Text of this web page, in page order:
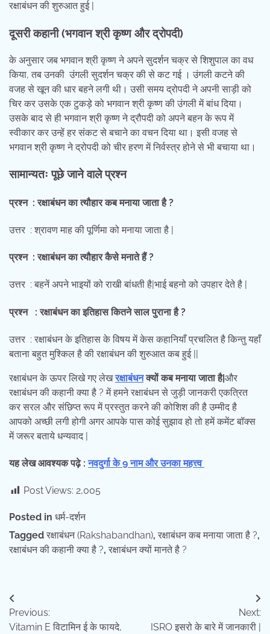
रक्षाबंधन की शुरुआत हुई |
दूसरीकहानी(भगवान श्री कृष्ण और द्रोपदी)
के अनुसार जब भगवान श्री कृष्ण ने अपने सुदर्शन चक्र से शिशुपाल का वध
किया, तब उनकी उंगली सुदर्शन चक्र की से कट गई । उंगली कटने की
वजह से खून की धार बहने लगी थी। उसी समय द्रोपदी ने अपनी साड़ी को
चिर कर उसके एक टुकड़े को भगवान श्री कृष्ण की उंगली में बांध दिया।
उसके बाद से ही भगवान श्री कृष्ण ने द्रौपदी को अपने बहन के रूप में
स्वीकार कर उन्हें हर संकट से बचाने का वचन दिया था। इसी वजह से
भगवान श्री कृष्ण ने द्रोपदी को चीर हरण में निर्वस्त्र होने से भी बचाया था।
सामान्यतः पूछे जाने वाले प्रश्न
प्रश्न : रक्षाबंधन का त्यौहार कब मनाया जाता है ?
उत्तर : श्रावण माह की पूर्णिमा को मनाया जाता है |
प्रश्न : रक्षाबंधन का त्यौहार कैसे मनाते हैं ?
उत्तर : बहनें अपने भाइयों को राखी बांधती है|भाई बहनो को उपहार देते है |
प्रश्न : रक्षाबंधन का इतिहास कितने साल पुराना है ?
उत्तर : रक्षाबंधन के इतिहास के विषय में केस कहानियाँ प्रचलित है किन्तु यहाँ
बताना बहुत मुश्किल है की रक्षाबंधन की शुरुआत कब हुई ||
रक्षाबंधन के ऊपर लिखे गए लेखरक्षाबंधनक्यों कब मनाया जाता है|और
रक्षाबंधन की कहानी क्या है ? में हमने रक्षाबंधन से जुड़ी जानकरी एकत्रित
कर सरल और संछिप्त रूप में प्रस्तुत करने की कोशिश की है उम्मीद है
आपको अच्छी लगी होगी अगर आपके पास कोई सुझाव हो तो हमें कमेंट बॉक्स
में जरूर बताये धन्यवाद |
यह लेख आवश्यक पढ़े :नवदुर्गा के 9 नाम और उनका महत्त्व
Post Views: 2,005
Posted in धर्म-दर्शन
Tagged रक्षाबंधन (Rakshabandhan), रक्षाबंधन कब मनाया जाता है ?,
रक्षाबंधन की कहानी क्या है ?, रक्षाबंधन क्यों मानते है ?
Post
navigation
Previous:
Vitamin E विटामिन ई के फायदे,
Next:
ISRO इसरो के बारे में जानकारी |